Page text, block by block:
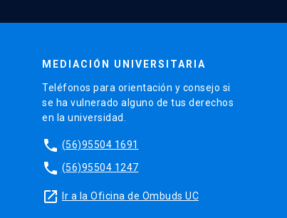
MEDIACIÓN UNIVERSITARIA
Teléfonos para orientación y consejo si
se ha vulnerado alguno de tus derechos
en la universidad.
phone (56)95504 1691
phone (56)95504 1247
launch Ir a la Oficina de Ombuds UC